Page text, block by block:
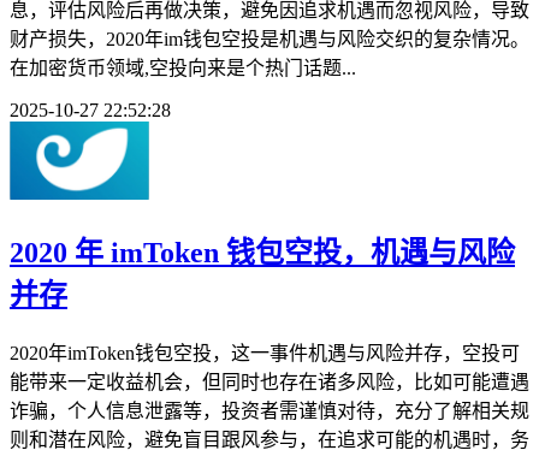
息，评估风险后再做决策，避免因追求机遇而忽视风险，导致
财产损失，2020年im钱包空投是机遇与风险交织的复杂情况。
在加密货币领域,空投向来是个热门话题...
2025-10-27 22:52:28
2020 年 imToken 钱包空投，机遇与风险
并存
2020年imToken钱包空投，这一事件机遇与风险并存，空投可
能带来一定收益机会，但同时也存在诸多风险，比如可能遭遇
诈骗，个人信息泄露等，投资者需谨慎对待，充分了解相关规
则和潜在风险，避免盲目跟风参与，在追求可能的机遇时，务